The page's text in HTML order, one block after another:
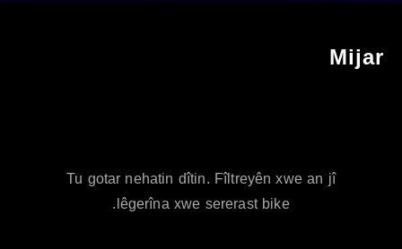
Tu gotar nehatin dîtin. Fîltreyên xwe an jî
lêgerîna xwe sererast bike.